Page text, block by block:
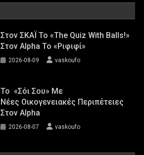
Στον ΣΚΑΪ Το «The Quiz With Balls!»
Στον Alpha Το «Ριφιφί»
2026-08-09 vaskoufo
Το «Σόι Σου» Με
Νέες Οικογενειακές Περιπέτειες
Στον Alpha
2026-08-07 vaskoufo